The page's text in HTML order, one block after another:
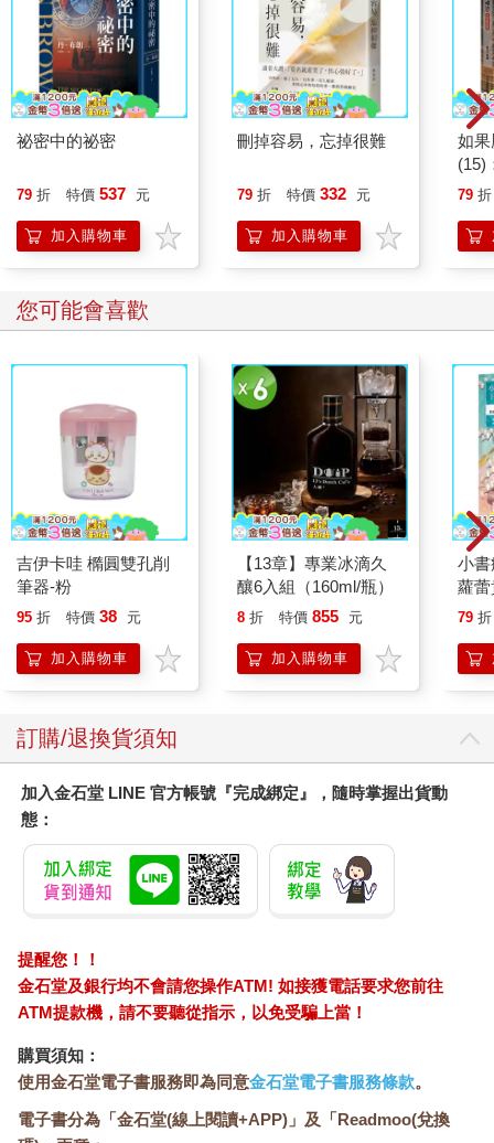
祕密中的祕密
79 折 特價 537 元
加入購物車
刪掉容易，忘掉很難
79 折 特價 332 元
加入購物車
如
(15)
貓
79 折
您可能會喜歡
吉伊卡哇 橢圓雙孔削
筆器-粉
95 折 特價 38 元
加入購物車
【13章】專業冰滴久
釀6入組（160ml/瓶）
8 折 特價 855 元
加入購物車
小
蘿
79 折
訂購/退換貨須知
加入金石堂 LINE 官方帳號『完成綁定』，隨時掌握出貨動
態：
提醒您！！
金石堂及銀行均不會請您操作ATM! 如接獲電話要求您前往
ATM提款機，請不要聽從指示，以免受騙上當！
購買須知：
使用金石堂電子書服務即為同意金石堂電子書服務條款。
電子書分為「金石堂(線上閱讀+APP)」及「Readmoo(兌換